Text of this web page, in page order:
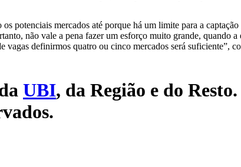
potenciais mercados até porque há um limite para a
não vale a pena fazer um esforço muito grande, quando
vagas definirmos quatro ou cinco mercados será suficiente”,
UBI, da Região e do Resto.